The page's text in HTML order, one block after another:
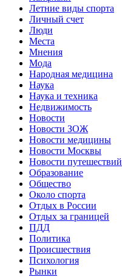
Летние виды спорта
Личный счет
Люди
Места
Мнения
Мода
Народная медицина
Наука
Наука и техника
Недвижимость
Новости
Новости ЗОЖ
Новости медицины
Новости Москвы
Новости путешествий
Образование
Общество
Около спорта
Отдых в России
Отдых за границей
ПДД
Политика
Происшествия
Психология
Рынки